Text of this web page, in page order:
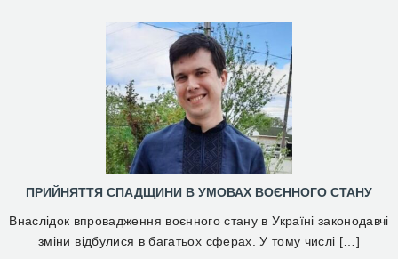
ПРИЙНЯТТЯ СПАДЩИНИ В УМОВАХ ВОЄННОГО СТАНУ
Внаслідок впровадження воєнного стану в Україні законодавчі
зміни відбулися в багатьох сферах. У тому числі […]